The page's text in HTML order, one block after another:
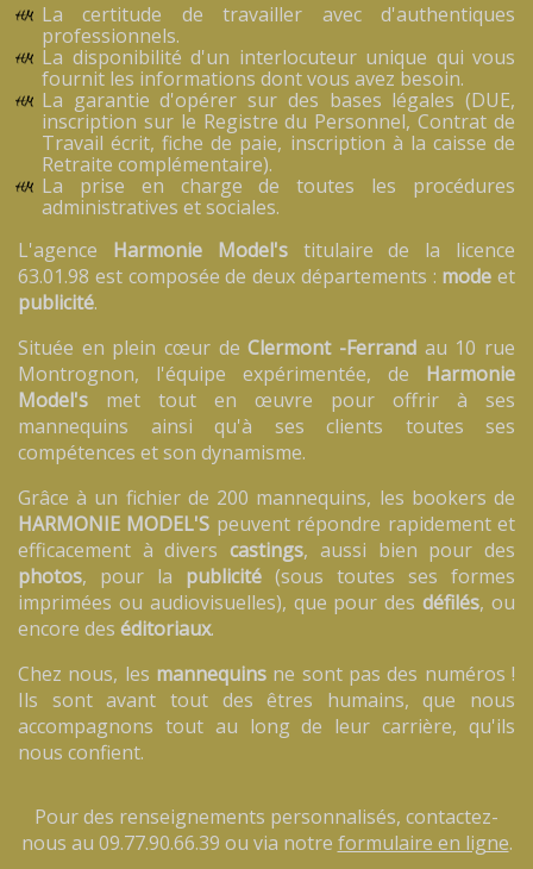
La certitude de travailler avec d'authentiques
professionnels.
La disponibilité d'un interlocuteur unique qui vous
fournit les informations dont vous avez besoin.
La garantie d'opérer sur des bases légales (DUE,
inscription sur le Registre du Personnel, Contrat de
Travail écrit, fiche de paie, inscription à la caisse de
Retraite complémentaire).
La prise en charge de toutes les procédures
administratives et sociales.
L'agence Harmonie Model'stitulaire de la licence
63.01.98 est composée de deux départements : mode et
publicité.
Située en plein cœur deClermont -Ferrand au 10 rue
Montrognon, l'équipe expérimentée, de Harmonie
Model's met tout en œuvre pour offrir à ses
mannequins ainsi qu'à ses clients toutes ses
compétences et son dynamisme.
Grâce à un fichier de 200 mannequins, les bookers de
HARMONIE MODEL'S peuvent répondre rapidement et
efficacement à diverscastings, aussi bien pour des
photos, pour la publicité (sous toutes ses formes
imprimées ou audiovisuelles), que pour desdéfilés, ou
encore des éditoriaux.
Chez nous, les mannequins ne sont pas des numéros !
Ils sont avant tout des êtres humains, que nous
accompagnons tout au long de leur carrière, qu'ils
nous confient.
Pour des renseignements personnalisés, contactez-
nous au 09.77.90.66.39 ou via notre formulaire en ligne.